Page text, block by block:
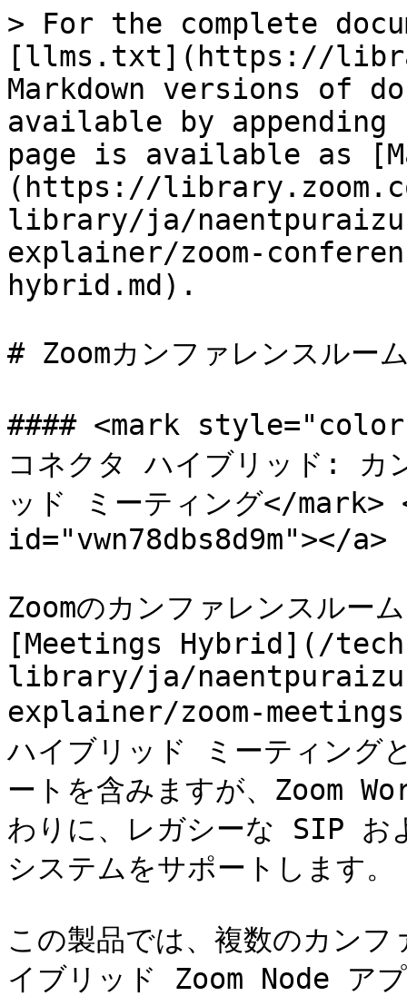
> For the complete
[llms.txt](https://
Markdown versions of
available by
page is available as
(https://
library/ja/
explainer/zoom-
hybrid.md).
# Zoomカンファレンスルー
#### <mark style="color:
コネクタ ハイブリッド: カ
ッド ミーティング</
id="vwn78dbs8d9m"></a>
Zoomのカンファレンスルー
[Meetings Hybrid](/
library/ja/
explainer/zoom-
ハイブリッド ミーティング
ートを含みますが、Zoom
わりに、レガシーな SIP お
システムをサポートします。
この製品では、複数のカン
イブリッド Zoom Node ア